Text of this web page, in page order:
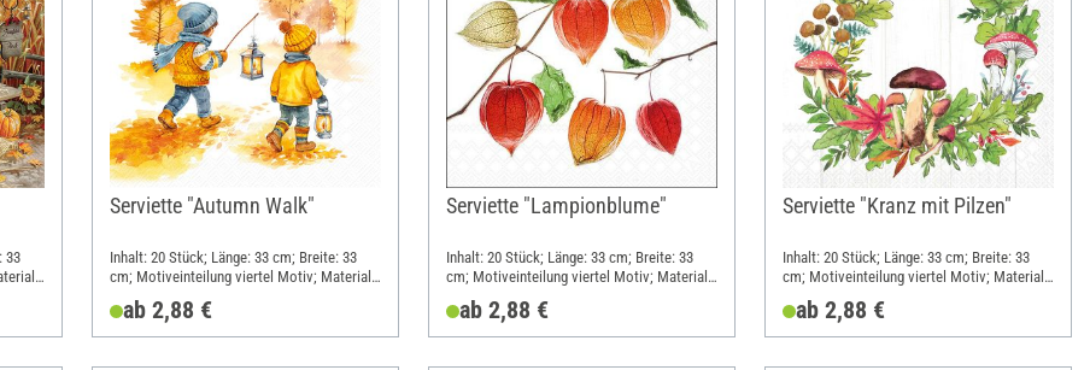
33
Serviette "Autumn Walk"
Inhalt: 20 Stück; Länge: 33 cm; Breite: 33
cm; Motiveinteilung viertel Motiv; Material:
Papier
ab 2,88 €
Serviette "Lampionblume"
Inhalt: 20 Stück; Länge: 33 cm; Breite: 33
cm; Motiveinteilung viertel Motiv; Material:
Papier
ab 2,88 €
Serviette "Kranz mit Pilzen"
Inhalt: 20 Stück; Länge: 33 cm; Breite: 33
cm; Motiveinteilung viertel Motiv; Material:
Papier
ab 2,88 €